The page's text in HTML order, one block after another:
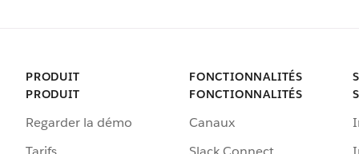
PRODUIT
PRODUIT
Regarder la démo
FONCTIONNALITÉS
FONCTIONNALITÉS
Canaux